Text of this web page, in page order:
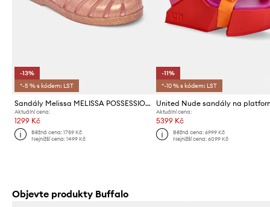
-13%
*-5 % s kódem: LST
Sandály Melissa MELISSA POSSESSION SHINY AD
Aktuální cena:
1299 Kč
Běžná cena:1759 Kč
Nejnižší cena:1499 Kč
-11%
*-10 % s kódem: LST
Aktuální cena:
5399 Kč
Běžná cena: 6999 Kč
Nejnižší cena: 6099 Kč
Objevte produkty Buffalo